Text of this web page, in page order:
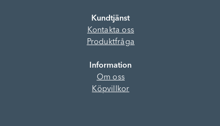
Kundtjänst
Kontakta oss
Produktfråga
Information
Om oss
Köpvillkor